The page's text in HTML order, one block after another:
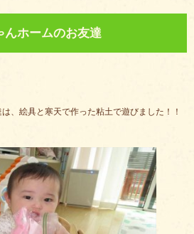
んホームのお友達
、絵具と寒天で作った粘土で遊びました！！